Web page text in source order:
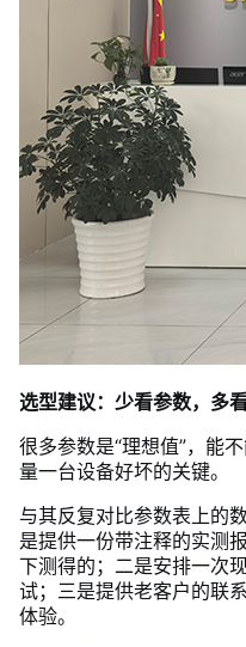
选型建议：少看参数，多
很多参数是“理想值”，能
量一台设备好坏的关键。
与其反复对比参数表上的
是提供一份带注释的实测
下测得的；二是安排一次
试；三是提供老客户的联
体验。